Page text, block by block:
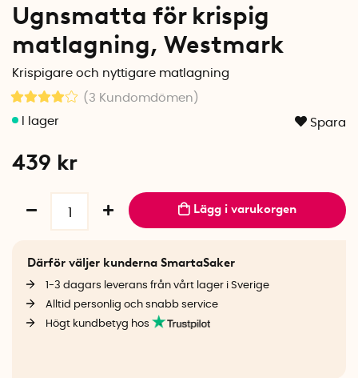
Ugnsmatta för krispig
matlagning, Westmark
Krispigare och nyttigare matlagning
(3 Kundomdömen )
Spara
439 kr
Lägg i varukorgen
Därför väljer kunderna SmartaSaker
1-3 dagars leverans från vårt lager i Sverige
Alltid personlig och snabb service
Högt kundbetyg hos